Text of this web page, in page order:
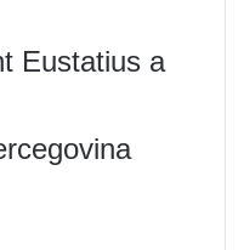
Eustatius a